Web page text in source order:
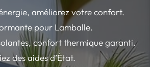
améliorez votre confort.
pour Lamballe.
confort thermique garanti.
des aides d’État.